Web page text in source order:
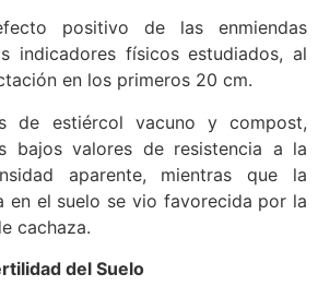
positivo de las enmiendas
indicadores físicos estudiados, al
en los primeros 20 cm.
de estiércol vacuno y compost,
bajos valores de resistencia a la
aparente, mientras que la
en el suelo se vio favorecida por la
cachaza.
del Suelo